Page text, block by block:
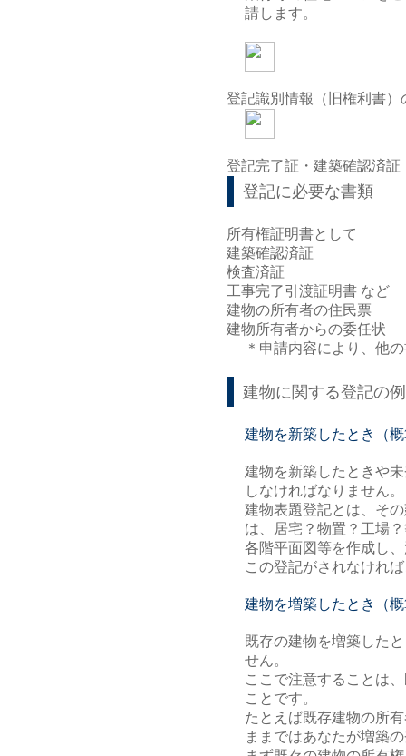
請します。
登記識別情報（旧権利書）
登記完了証・建築確認済
登記に必要な書類
所有権証明書として
建築確認済証
検査済証
工事完了引渡証明書 など
建物の所有者の住民票
建物所有者からの委任状
＊申請内容により、他
建物に関する登記の例
建物を新築したとき（
建物を新築したときや
しなければなりません。
建物表題登記とは、そ
は、居宅？物置？工場
各階平面図等を作成し
この登記がされなけれ
建物を増築したとき（
既存の建物を増築した
せん。
ここで注意することは
ことです。
たとえば既存建物の所
ままではあなたが増築